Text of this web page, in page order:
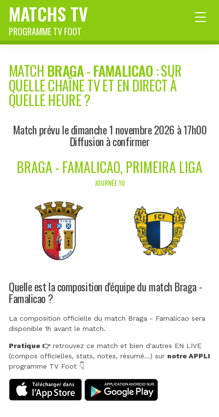
MATCHS TV
PROGRAMME TV FOOT
MATCH BRAGA-FAMALICAO: SUR
QUELLE CHAÎNE TV ET EN DIRECT À
QUELLE HEURE ?
Match prévu le dimanche 1 novembre 2026 à 17h00
Diffusion à confirmer
BRAGA - FAMALICAO, PRIMEIRA LIGA
JOURNÉE 10
Quelle est la composition d'équipe du match Braga -
Famalicao ?
La composition officielle du match Braga - Famalicao sera
disponible 1h avant le match.
Pratique 👉retrouvez ce match et bien d'autres EN LIVE
(compos officielles, stats, notes, résumé...) sur notre APPLI
programme TV Foot 👇